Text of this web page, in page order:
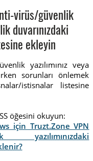
virüs/güvenlik
duvarınızdaki
ekleyin
yazılımınız veya
sorunları önlemek
istisnalar listesine
öğesini okuyun:
için Truzt.Zone VPN
yazılımınızdaki